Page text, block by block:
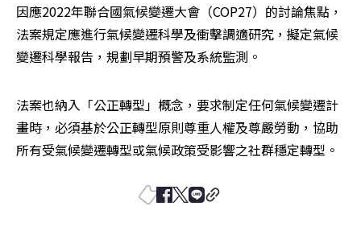
因應2022年聯合國氣候變遷大會（COP27）的討論焦點，
法案規定應進行氣候變遷科學及衝擊調適研究，擬定氣候
變遷科學報告，規劃早期預警及系統監測。
法案也納入「公正轉型」概念，要求制定任何氣候變遷計
畫時，必須基於公正轉型原則尊重人權及尊嚴勞動，協助
所有受氣候變遷轉型或氣候政策受影響之社群穩定轉型。